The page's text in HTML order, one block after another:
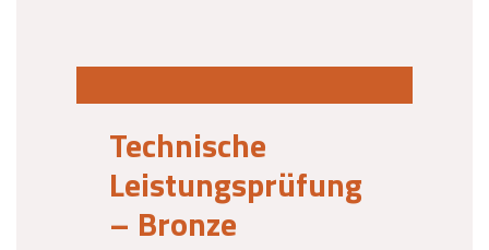
Technische
Leistungsprüfung
– Bronze